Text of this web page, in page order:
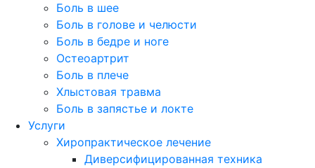
Боль в шее
Боль в голове и челюсти
Боль в бедре и ноге
Остеоартрит
Боль в плече
Хлыстовая травма
Боль в запястье и локте
Услуги
Хиропрактическое лечение
Диверсифицированная техника